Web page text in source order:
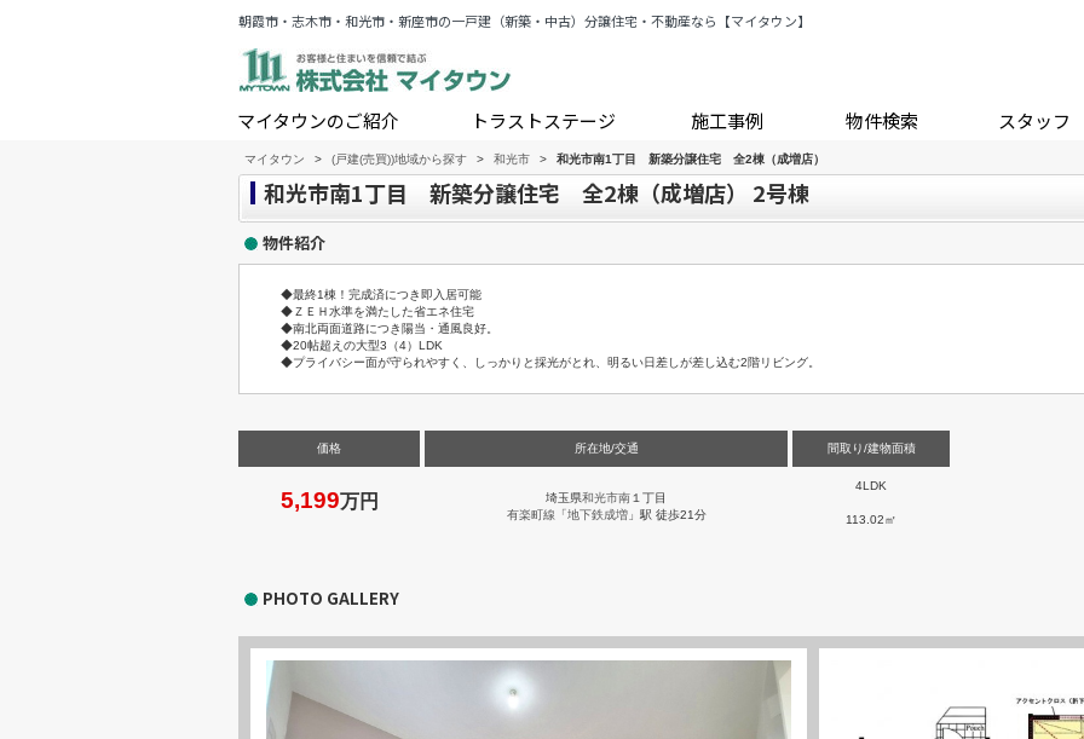
朝霞市・志木市・和光市・新座市の一戸建（新築・中古）分譲住宅・不動産なら【マイタウン】
マイタウンのご紹介 トラストステージ 施工事例 物件検索 スタッフ
マイタウン > (戸建(売買))地域から探す > 和光市 > 和光市南1丁目 新築分譲住宅 全2棟（成増店）
和光市南1丁目 新築分譲住宅 全2棟（成増店） 2号棟
物件紹介
◆最終1棟！完成済につき即入居可能
◆ＺＥＨ水準を満たした省エネ住宅
◆南北両面道路につき陽当・通風良好。
◆20帖超えの大型3（4）LDK
◆プライバシー面が守られやすく、しっかりと採光がとれ、明るい日差しが差し込む2階リビング。
価格
5,199万円
所在地/交通
埼玉県和光市南１丁目
有楽町線 「地下鉄成増」駅 徒歩21分
間取り/建物面積
4LDK
113.02㎡
PHOTO GALLERY